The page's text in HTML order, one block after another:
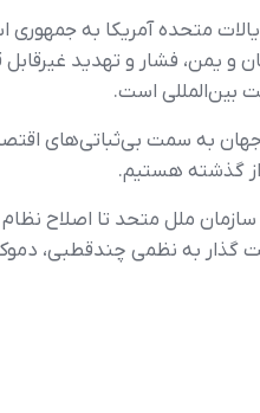
متحده آمریکا به جمهوری
و یمن، فشار و تهدید
بین‌المللی است.
به سمت بی‌ثباتی‌های
از گذشته هستیم.
سازمان ملل متحد تا اصلاح
به نظمی چندقطبی،